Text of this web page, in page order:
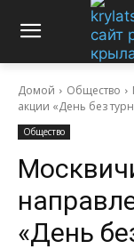
Домой Общество
акции «День без
Общество
«День